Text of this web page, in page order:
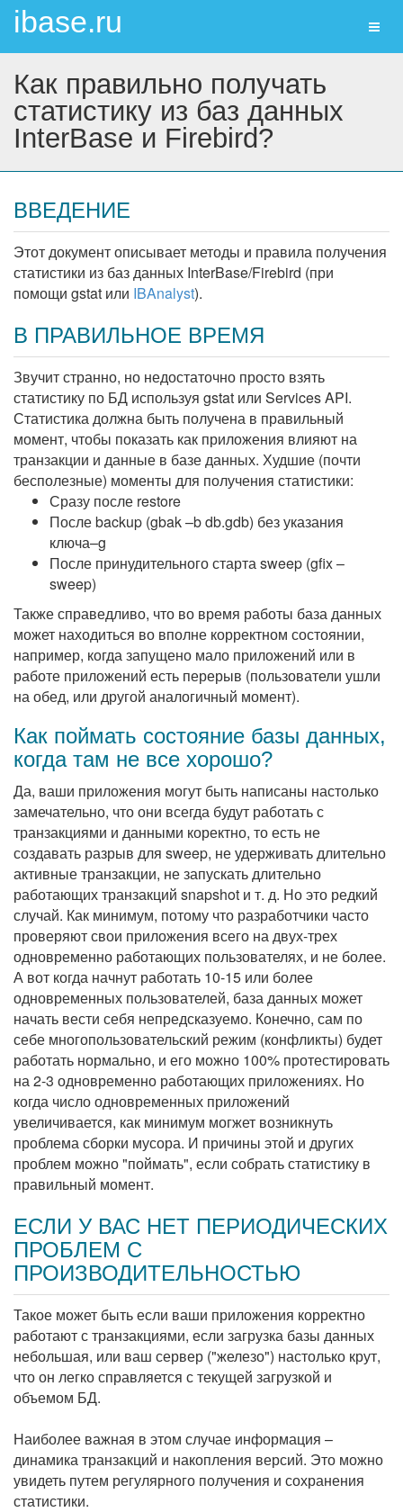
ibase.ru
Как правильно получать
статистику из баз данных
InterBase и Firebird?
ВВЕДЕНИЕ
Этот документ описывает методы и правила получения
статистики из баз данных InterBase/Firebird (при
помощи gstat или IBAnalyst).
В ПРАВИЛЬНОЕ ВРЕМЯ
Звучит странно, но недостаточно просто взять
статистику по БД используя gstat или Services API.
Статистика должна быть получена в правильный
момент, чтобы показать как приложения влияют на
транзакции и данные в базе данных. Худшие (почти
бесполезные) моменты для получения статистики:
Сразу после restore
После backup (gbak –b db.gdb) без указания
ключа–g
После принудительного старта sweep (gfix –
sweep)
Также справедливо, что во время работы база данных
может находиться во вполне корректном состоянии,
например, когда запущено мало приложений или в
работе приложений есть перерыв (пользователи ушли
на обед, или другой аналогичный момент).
Как поймать состояние базы данных,
когда там не все хорошо?
Да, ваши приложения могут быть написаны настолько
замечательно, что они всегда будут работать с
транзакциями и данными коректно, то есть не
создавать разрыв для sweep, не удерживать длительно
активные транзакции, не запускать длительно
работающих транзакций snapshot и т. д. Но это редкий
случай. Как минимум, потому что разработчики часто
проверяют свои приложения всего на двух-трех
одновременно работающих пользователях, и не более.
А вот когда начнут работать 10-15 или более
одновременных пользователей, база данных может
начать вести себя непредсказуемо. Конечно, сам по
себе многопользовательский режим (конфликты) будет
работать нормально, и его можно 100% протестировать
на 2-3 одновременно работающих приложениях. Но
когда число одновременных приложений
увеличивается, как минимум могжет возникнуть
проблема сборки мусора. И причины этой и других
проблем можно "поймать", если собрать статистику в
правильный момент.
ЕСЛИ У ВАС НЕТ ПЕРИОДИЧЕСКИХ
ПРОБЛЕМ С
ПРОИЗВОДИТЕЛЬНОСТЬЮ
Такое может быть если ваши приложения корректно
работают с транзакциями, если загрузка базы данных
небольшая, или ваш сервер ("железо") настолько крут,
что он легко справляется с текущей загрузкой и
объемом БД.
Наиболее важная в этом случае информация –
динамика транзакций и накопления версий. Это можно
увидеть путем регулярного получения и сохранения
статистики.